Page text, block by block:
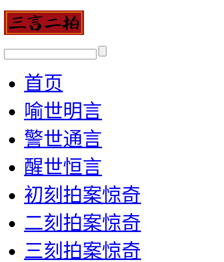
首页
喻世明言
警世通言
醒世恒言
初刻拍案惊奇
二刻拍案惊奇
三刻拍案惊奇